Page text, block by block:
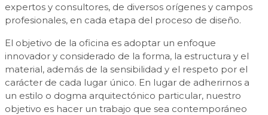
expertos y consultores, de diversos orígenes y campos
profesionales, en cada etapa del proceso de diseño.
El objetivo de la oficina es adoptar un enfoque
innovador y considerado de la forma, la estructura y el
material, además de la sensibilidad y el respeto por el
carácter de cada lugar único. En lugar de adherirnos a
un estilo o dogma arquitectónico particular, nuestro
objetivo es hacer un trabajo que sea contemporáneo